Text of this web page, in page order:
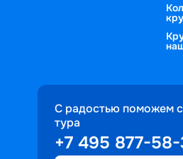
С радостью поможем
тура
+7 495 877-